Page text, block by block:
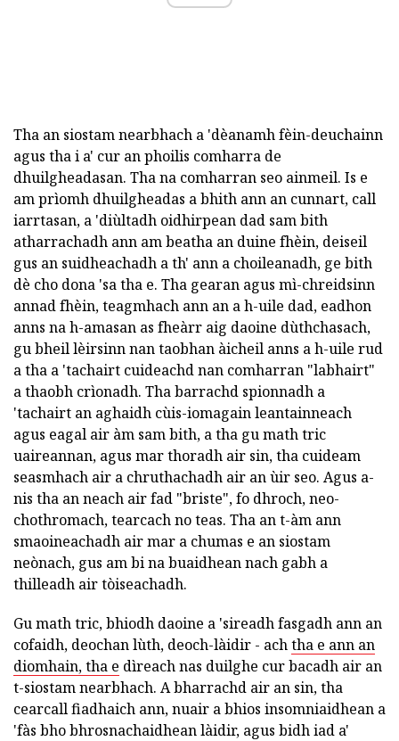
Tha an siostam nearbhach a 'dèanamh fèin-deuchainn
agus tha i a' cur an phoilis comharra de
dhuilgheadasan. Tha na comharran seo ainmeil. Is e
am prìomh dhuilgheadas a bhith ann an cunnart, call
iarrtasan, a 'diùltadh oidhirpean dad sam bith
atharrachadh ann am beatha an duine fhèin, deiseil
gus an suidheachadh a th' ann a choileanadh, ge bith
dè cho dona 'sa tha e. Tha gearan agus mì-chreidsinn
annad fhèin, teagmhach ann an a h-uile dad, eadhon
anns na h-amasan as fheàrr aig daoine dùthchasach,
gu bheil lèirsinn nan taobhan àicheil anns a h-uile rud
a tha a 'tachairt cuideachd nan comharran "labhairt"
a thaobh crìonadh. Tha barrachd spionnadh a
'tachairt an aghaidh cùis-iomagain leantainneach
agus eagal air àm sam bith, a tha gu math tric
uaireannan, agus mar thoradh air sin, tha cuideam
seasmhach air a chruthachadh air an ùir seo. Agus a-
nis tha an neach air fad "briste", fo dhroch, neo-
chothromach, tearcach no teas. Tha an t-àm ann
smaoineachadh air mar a chumas e an siostam
neònach, gus am bi na buaidhean nach gabh a
thilleadh air tòiseachadh.
Gu math tric, bhiodh daoine a 'sireadh fasgadh ann an
cofaidh, deochan lùth, deoch-làidir - achtha e ann an
diomhain, tha e dìreach nas duilghe cur bacadh air an
t-siostam nearbhach. A bharrachd air an sin, tha
cearcall fiadhaich ann, nuair a bhios insomniaidhean a
'fàs bho bhrosnachaidhean làidir, agus bidh iad a'